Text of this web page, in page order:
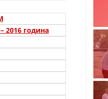
2016 година